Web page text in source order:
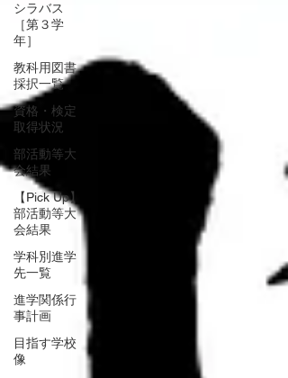
シラバス
［第３学
年］
教科用図書
採択一覧
資格・検定
取得状況
部活動等大
会結果
【Pick Up】
部活動等大
会結果
学科別進学
先一覧
進学関係行
事計画
目指す学校
像